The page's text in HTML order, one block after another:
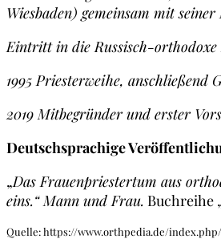
Wiesbaden) gemeinsam mit
Eintritt in die Russisch-orthodoxe
1995 Priesterweihe, anschließend
2019 Mitbegründer und erster
Deutschsprachige
„Das Frauenpriestertum aus
eins.“ Mann und Frau. Buchreihe
Quelle: https://www.orthpedia.de/